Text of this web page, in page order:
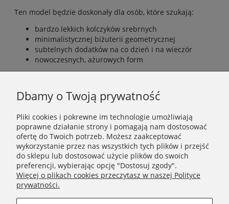
Ten model będzie doskonały dla osób, które szukają:
bardzo lekkich kolczyków srebrnych
minimalistycznej biżuterii geometrycznej
subtelnych dodatków na co dzień i na wieczór
nowoczesnych, ażurowych form
INFORMACJE
POMOC
MOJE KONTO
Dbamy o Twoją prywatność
Pliki cookies i pokrewne im technologie umożliwiają
poprawne działanie strony i pomagają nam dostosować
ofertę do Twoich potrzeb. Możesz zaakceptować
wykorzystanie przez nas wszystkich tych plików i przejść
do sklepu lub dostosować użycie plików do swoich
preferencji, wybierając opcję "Dostosuj zgody".
Więcej o plikach cookies przeczytasz w naszej Polityce
prywatności.